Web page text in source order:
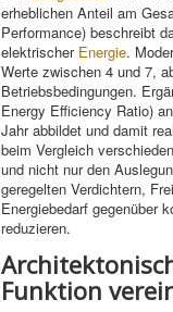
erheblichen Anteil am
Performance) beschreibt
elektrischer Energie.
Werte zwischen 4 und 7,
Betriebsbedingungen.
Energy Efficiency Ratio)
Jahr abbildet und damit
beim Vergleich
und nicht nur den
geregelten Verdichtern,
Energiebedarf gegenüber
reduzieren.
Funktion